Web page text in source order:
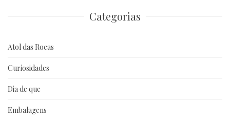
Categorias
Atol das Rocas
Curiosidades
Dia de que
Embalagens